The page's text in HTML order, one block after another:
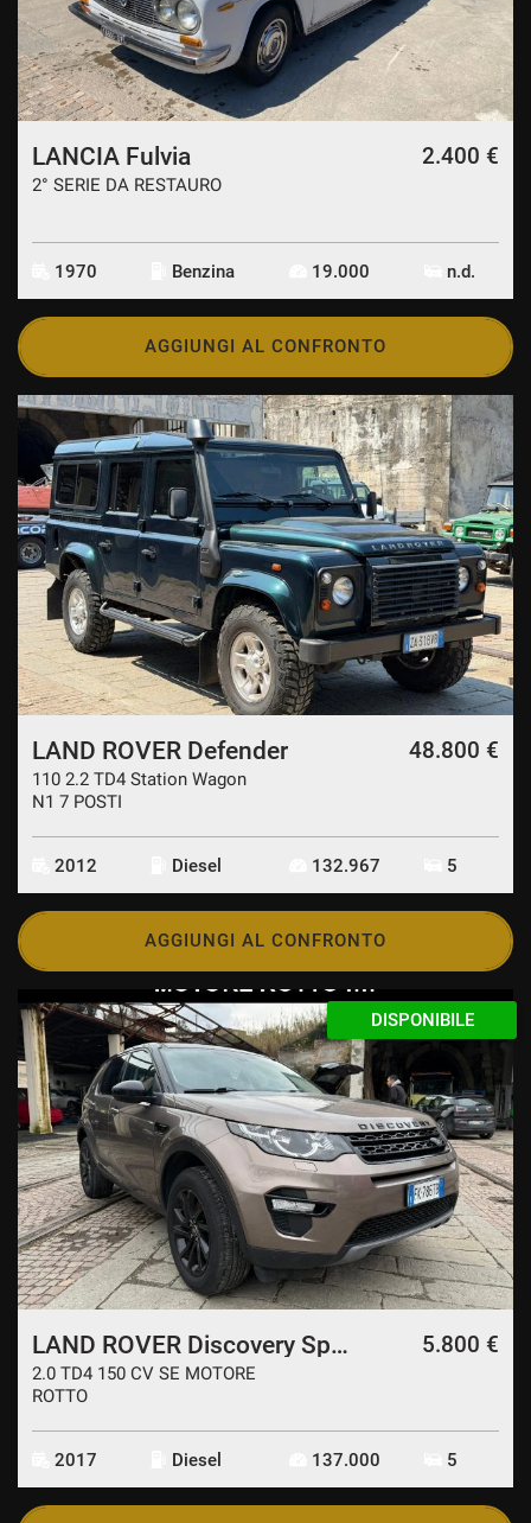
LANCIA Fulvia
2° SERIE DA RESTAURO
2.400 €
1970 Benzina 19.000 n.d.
AGGIUNGI AL CONFRONTO
LAND ROVER Defender
110 2.2 TD4 Station Wagon
N1 7 POSTI
48.800 €
2012 Diesel 132.967 5
AGGIUNGI AL CONFRONTO
DISPONIBILE
LAND ROVER Discovery Sport
2.0 TD4 150 CV SE MOTORE
ROTTO
5.800 €
2017 Diesel 137.000 5